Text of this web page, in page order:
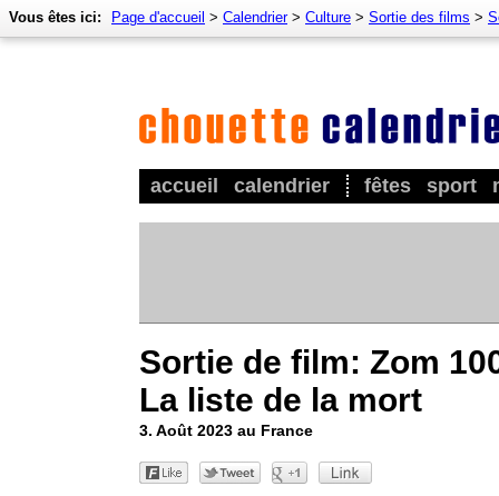
accueil calendrier fêtes sport
Vous êtes ici: Page d'accueil > Calendrier> Culture > Sortie des films >
Sortie de film: Zom
La liste de la mort
3. Août 2023 au France